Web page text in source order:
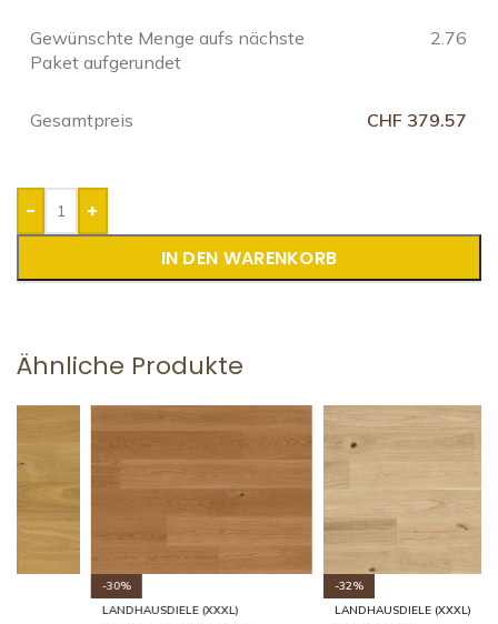
Gewünschte Menge aufs nächste
Paket aufgerundet
2.76
Gesamtpreis CHF 379.57
-
+
IN DEN WARENKORB
Ähnliche Produkte
LANDHAUSDIELE (XXXL)
LANDHAUSDIELE (XXXL)